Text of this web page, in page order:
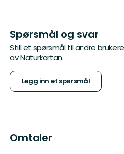
Spørsmål og svar
Still et spørsmål til andre brukere
av Naturkartan.
Legg inn et spørsmål
Omtaler